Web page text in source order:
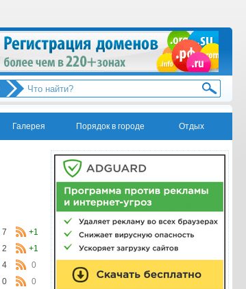
Галерея Порядок в городе Отдых
7 +1
2 +1
4 0
0 0